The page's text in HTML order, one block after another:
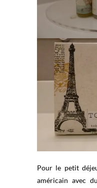
Pour le petit
américain avec